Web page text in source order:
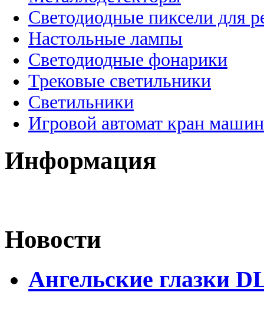
Светодиодные пиксели для
Настольные лампы
Светодиодные фонарики
Трековые светильники
Светильники
Игровой автомат кран
Информация
Новости
Ангельские глазки